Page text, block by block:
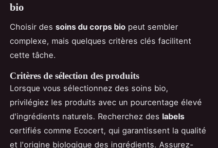
bio
Choisir des soins du corps bio peut sembler
complexe, mais quelques critères clés facilitent
cette tâche.
Critères de sélection des produits
Lorsque vous sélectionnez des soins bio,
privilégiez les produits avec un pourcentage élevé
d'ingrédients naturels. Recherchez des labels
certifiés comme Ecocert, qui garantissent la qualité
et l'origine biologique des ingrédients. Assurez-